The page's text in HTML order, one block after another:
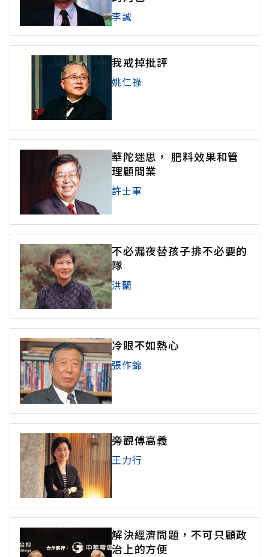
李誠
我戒掉批評
姚仁祿
華陀迷思， 肥料效果和管
理顧問業
許士軍
不必漏夜替孩子排不必要的
隊
洪蘭
冷眼不如熱心
張作錦
旁觀傅高義
王力行
解決經濟問題，不可只顧政
治上的方便